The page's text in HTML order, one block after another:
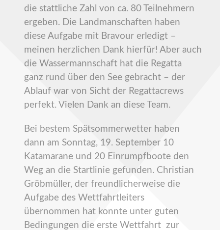
die stattliche Zahl von ca. 80 Teilnehmern
ergeben. Die Landmanschaften haben
diese Aufgabe mit Bravour erledigt –
meinen herzlichen Dank hierfür! Aber auch
die Wassermannschaft hat die Regatta
ganz rund über den See gebracht – der
Ablauf war von Sicht der Regattacrews
perfekt. Vielen Dank an diese Team.
Bei bestem Spätsommerwetter haben
dann am Sonntag, 19. September 10
Katamarane und 20 Einrumpfboote den
Weg an die Startlinie gefunden. Christian
Gröbmüller, der freundlicherweise die
Aufgabe des Wettfahrtleiters
übernommen hat konnte unter guten
Bedingungen die erste Wettfahrt zur